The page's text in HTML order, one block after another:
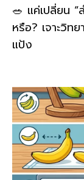
🥗 แค่เปลี่ยน
หรือ? เจาะวิท
แป้ง